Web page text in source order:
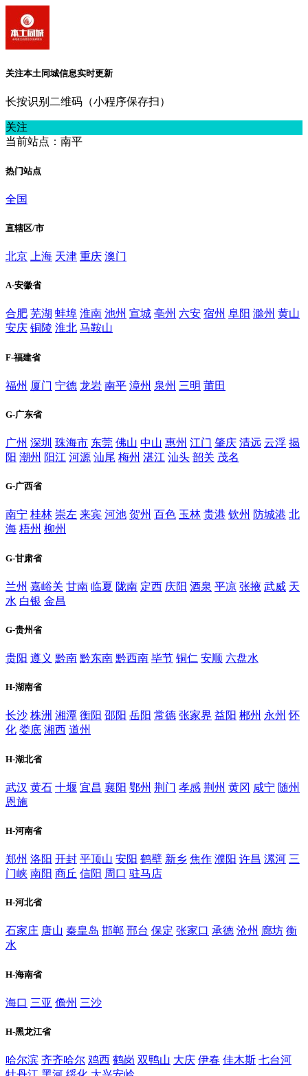
关注本土同城信息实时更新
长按识别二维码（小程序保存扫）
关注
当前站点：南平
热门站点
全国
直辖区/市
北京 上海 天津 重庆 澳门
A-安徽省
合肥 芜湖 蚌埠 淮南 池州 宣城 亳州 六安 宿州 阜阳 滁州 黄山
安庆 铜陵 淮北 马鞍山
F-福建省
福州 厦门 宁德 龙岩 南平 漳州 泉州 三明 莆田
G-广东省
广州 深圳 珠海市 东莞 佛山 中山 惠州 江门 肇庆 清远 云浮 揭
阳 潮州 阳江 河源 汕尾 梅州 湛江 汕头 韶关 茂名
G-广西省
南宁 桂林 崇左 来宾 河池 贺州 百色 玉林 贵港 钦州 防城港 北
海 梧州 柳州
G-甘肃省
兰州 嘉峪关 甘南 临夏 陇南 定西 庆阳 酒泉 平凉 张掖 武威 天
水 白银 金昌
G-贵州省
贵阳 遵义 黔南 黔东南 黔西南 毕节 铜仁 安顺 六盘水
H-湖南省
长沙 株洲 湘潭 衡阳 邵阳 岳阳 常德 张家界 益阳 郴州 永州 怀
化 娄底 湘西 道州
H-湖北省
武汉 黄石 十堰 宜昌 襄阳 鄂州 荆门 孝感 荆州 黄冈 咸宁 随州
恩施
H-河南省
郑州 洛阳 开封 平顶山 安阳 鹤壁 新乡 焦作 濮阳 许昌 漯河 三
门峡 南阳 商丘 信阳 周口 驻马店
H-河北省
石家庄 唐山 秦皇岛 邯郸 邢台 保定 张家口 承德 沧州 廊坊 衡
水
H-海南省
海口 三亚 儋州 三沙
H-黑龙江省
哈尔滨 齐齐哈尔 鸡西 鹤岗 双鸭山 大庆 伊春 佳木斯 七台河